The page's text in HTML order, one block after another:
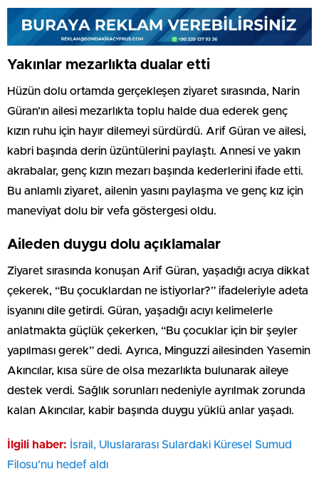
Yakınlar mezarlıkta dualar etti
Hüzün dolu ortamda gerçekleşen ziyaret sırasında, Narin
Güran’ın ailesi mezarlıkta toplu halde dua ederek genç
kızın ruhu için hayır dilemeyi sürdürdü. Arif Güran ve ailesi,
kabri başında derin üzüntülerini paylaştı. Annesi ve yakın
akrabalar, genç kızın mezarı başında kederlerini ifade etti.
Bu anlamlı ziyaret, ailenin yasını paylaşma ve genç kız için
maneviyat dolu bir vefa göstergesi oldu.
Aileden duygu dolu açıklamalar
Ziyaret sırasında konuşan Arif Güran, yaşadığı acıya dikkat
çekerek, “Bu çocuklardan ne istiyorlar?” ifadeleriyle adeta
isyanını dile getirdi. Güran, yaşadığı acıyı kelimelerle
anlatmakta güçlük çekerken, “Bu çocuklar için bir şeyler
yapılması gerek” dedi. Ayrıca, Minguzzi ailesinden Yasemin
Akıncılar, kısa süre de olsa mezarlıkta bulunarak aileye
destek verdi. Sağlık sorunları nedeniyle ayrılmak zorunda
kalan Akıncılar, kabir başında duygu yüklü anlar yaşadı.
İlgili haber: İsrail, Uluslararası Sulardaki Küresel Sumud
Filosu’nu hedef aldı